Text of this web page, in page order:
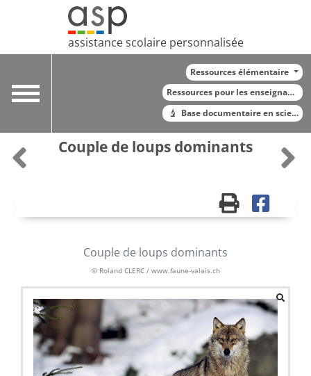
assistance scolaire personnalisée
Toggle
Ressources élémentaire
Ressources pour les enseignants
Base documentaire en sciences
Couple de loups dominants
Couple de loups dominants
© Roland CLERC / www.faune-valais.ch